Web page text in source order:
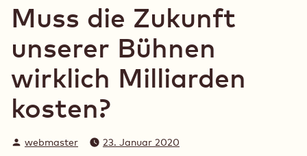
Muss die Zukunft
unserer Bühnen
wirklich Milliarden
kosten?
Verfasst
webmaster 23. Januar 2020